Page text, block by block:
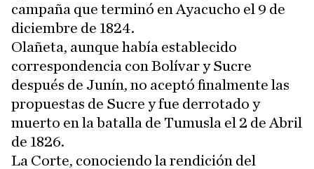
campaña que terminó en Ayacucho el 9 de
diciembre de 1824.
Olañeta, aunque había establecido
correspondencia con Bolívar y Sucre
después de Junín, no aceptó finalmente las
propuestas de Sucre y fue derrotado y
muerto en la batalla de Tumusla el 2 de Abril
de 1826.
La Corte, conociendo la rendición del